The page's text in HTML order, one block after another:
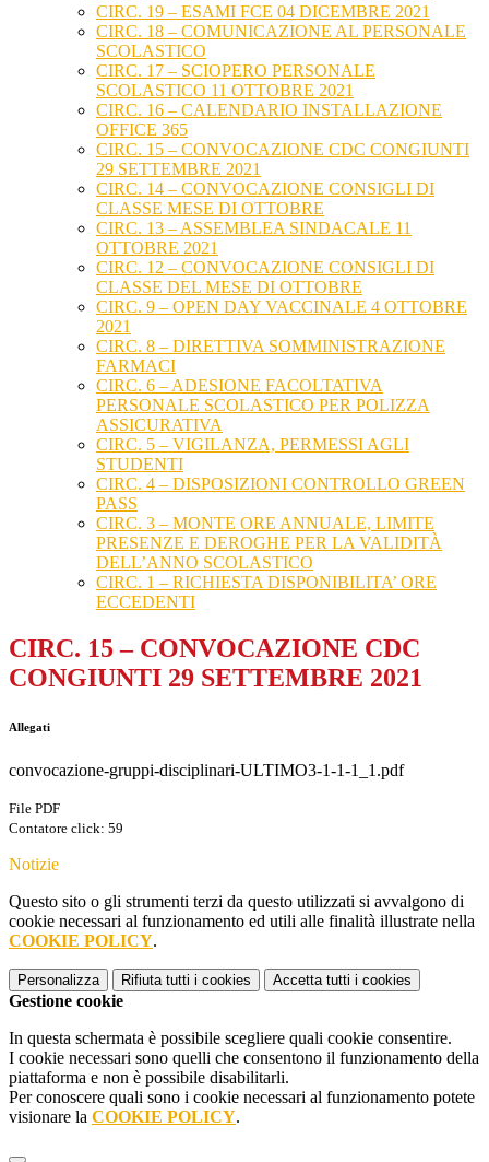
CIRC. 19 – ESAMI FCE 04 DICEMBRE 2021
CIRC. 18 – COMUNICAZIONE AL PERSONALE
SCOLASTICO
CIRC. 17 – SCIOPERO PERSONALE
SCOLASTICO 11 OTTOBRE 2021
CIRC. 16 – CALENDARIO INSTALLAZIONE
OFFICE 365
CIRC. 15 – CONVOCAZIONE CDC CONGIUNTI
29 SETTEMBRE 2021
CIRC. 14 – CONVOCAZIONE CONSIGLI DI
CLASSE MESE DI OTTOBRE
CIRC. 13 – ASSEMBLEA SINDACALE 11
OTTOBRE 2021
CIRC. 12 – CONVOCAZIONE CONSIGLI DI
CLASSE DEL MESE DI OTTOBRE
CIRC. 9 – OPEN DAY VACCINALE 4 OTTOBRE
2021
CIRC. 8 – DIRETTIVA SOMMINISTRAZIONE
FARMACI
CIRC. 6 – ADESIONE FACOLTATIVA
PERSONALE SCOLASTICO PER POLIZZA
ASSICURATIVA
CIRC. 5 – VIGILANZA, PERMESSI AGLI
STUDENTI
CIRC. 4 – DISPOSIZIONI CONTROLLO GREEN
PASS
CIRC. 3 – MONTE ORE ANNUALE, LIMITE
PRESENZE E DEROGHE PER LA VALIDITÀ
DELL’ANNO SCOLASTICO
CIRC. 1 – RICHIESTA DISPONIBILITA’ ORE
ECCEDENTI
CIRC. 15 – CONVOCAZIONE CDC
CONGIUNTI 29 SETTEMBRE 2021
Allegati
convocazione-gruppi-disciplinari-ULTIMO3-1-1-1_1.pdf
File PDF
Contatore click: 59
Notizie
Questo sito o gli strumenti terzi da questo utilizzati si avvalgono di
cookie necessari al funzionamento ed utili alle finalità illustrate nella
COOKIE POLICY.
Personalizza Rifiuta tutti i cookies Accetta tutti i cookies
Gestione cookie
In questa schermata è possibile scegliere quali cookie consentire.
I cookie necessari sono quelli che consentono il funzionamento della
piattaforma e non è possibile disabilitarli.
Per conoscere quali sono i cookie necessari al funzionamento potete
visionare la COOKIE POLICY.